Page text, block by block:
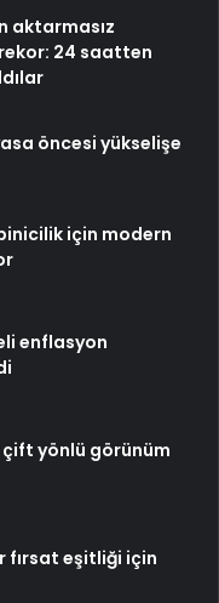
aktarmasız
24 saatten
öncesi yükselişe
için modern
enflasyon
yönlü görünüm
fırsat eşitliği için